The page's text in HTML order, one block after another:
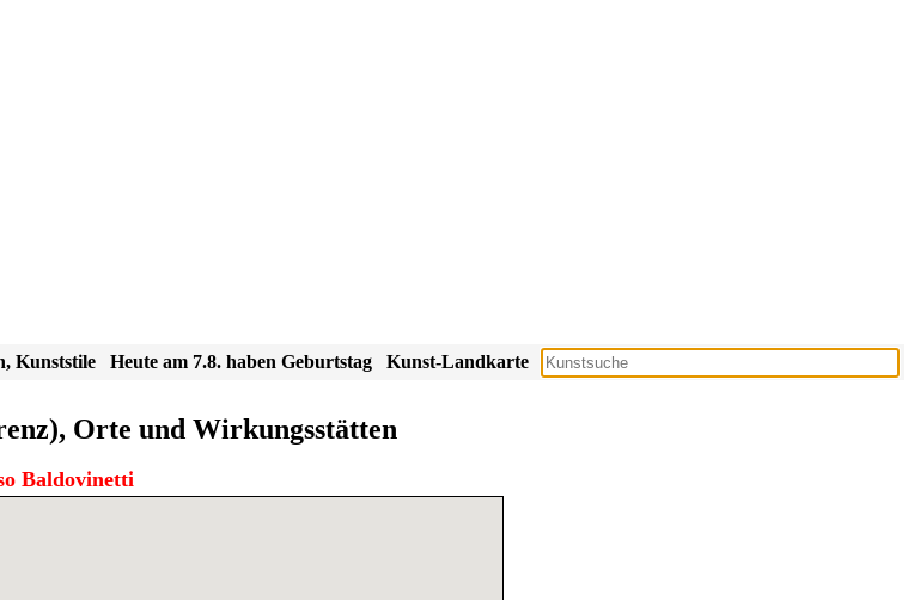
Kunst-Landkarte
Heute am 7.8. haben Geburtstag
Kunststile
Orte und Wirkungsstätten
Baldovinetti